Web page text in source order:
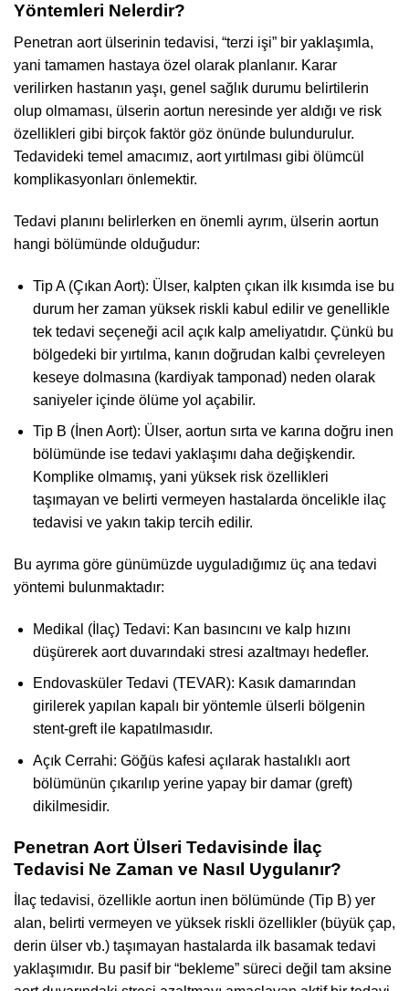
Yöntemleri Nelerdir?
Penetran aort ülserinin tedavisi, “terzi işi” bir yaklaşımla,
yani tamamen hastaya özel olarak planlanır. Karar
verilirken hastanın yaşı, genel sağlık durumu belirtilerin
olup olmaması, ülserin aortun neresinde yer aldığı ve risk
özellikleri gibi birçok faktör göz önünde bulundurulur.
Tedavideki temel amacımız, aort yırtılması gibi ölümcül
komplikasyonları önlemektir.
Tedavi planını belirlerken en önemli ayrım, ülserin aortun
hangi bölümünde olduğudur:
Tip A (Çıkan Aort): Ülser, kalpten çıkan ilk kısımda ise bu
durum her zaman yüksek riskli kabul edilir ve genellikle
tek tedavi seçeneği acil açık kalp ameliyatıdır. Çünkü bu
bölgedeki bir yırtılma, kanın doğrudan kalbi çevreleyen
keseye dolmasına (kardiyak tamponad) neden olarak
saniyeler içinde ölüme yol açabilir.
Tip B (İnen Aort): Ülser, aortun sırta ve karına doğru inen
bölümünde ise tedavi yaklaşımı daha değişkendir.
Komplike olmamış, yani yüksek risk özellikleri
taşımayan ve belirti vermeyen hastalarda öncelikle ilaç
tedavisi ve yakın takip tercih edilir.
Bu ayrıma göre günümüzde uyguladığımız üç ana tedavi
yöntemi bulunmaktadır:
Medikal (İlaç) Tedavi: Kan basıncını ve kalp hızını
düşürerek aort duvarındaki stresi azaltmayı hedefler.
Endovasküler Tedavi (TEVAR): Kasık damarından
girilerek yapılan kapalı bir yöntemle ülserli bölgenin
stent-greft ile kapatılmasıdır.
Açık Cerrahi: Göğüs kafesi açılarak hastalıklı aort
bölümünün çıkarılıp yerine yapay bir damar (greft)
dikilmesidir.
Penetran Aort Ülseri Tedavisinde İlaç
Tedavisi Ne Zaman ve Nasıl Uygulanır?
İlaç tedavisi, özellikle aortun inen bölümünde (Tip B) yer
alan, belirti vermeyen ve yüksek riskli özellikler (büyük çap,
derin ülser vb.) taşımayan hastalarda ilk basamak tedavi
yaklaşımıdır. Bu pasif bir “bekleme” süreci değil tam aksine